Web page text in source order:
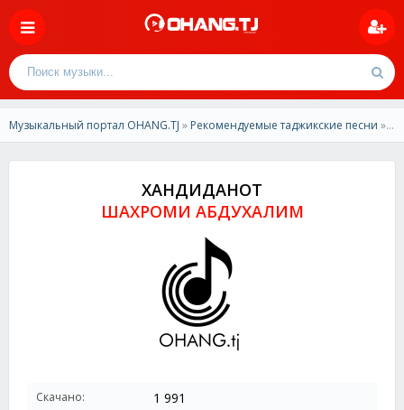
Музыкальный портал OHANG.TJ » Рекомендуемые таджикские песни » ШАХРОМИ АБДУХАЛИМ- ХАНДИДАНОТ
ХАНДИДАНОТ
ШАХРОМИ АБДУХАЛИМ
Скачано: 1 991